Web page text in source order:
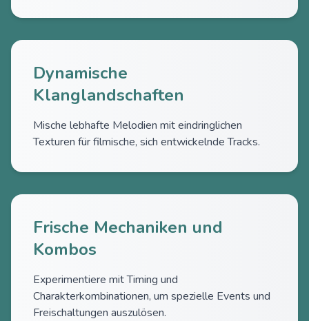
Dynamische
Klanglandschaften
Mische lebhafte Melodien mit eindringlichen
Texturen für filmische, sich entwickelnde Tracks.
Frische Mechaniken und
Kombos
Experimentiere mit Timing und
Charakterkombinationen, um spezielle Events und
Freischaltungen auszulösen.